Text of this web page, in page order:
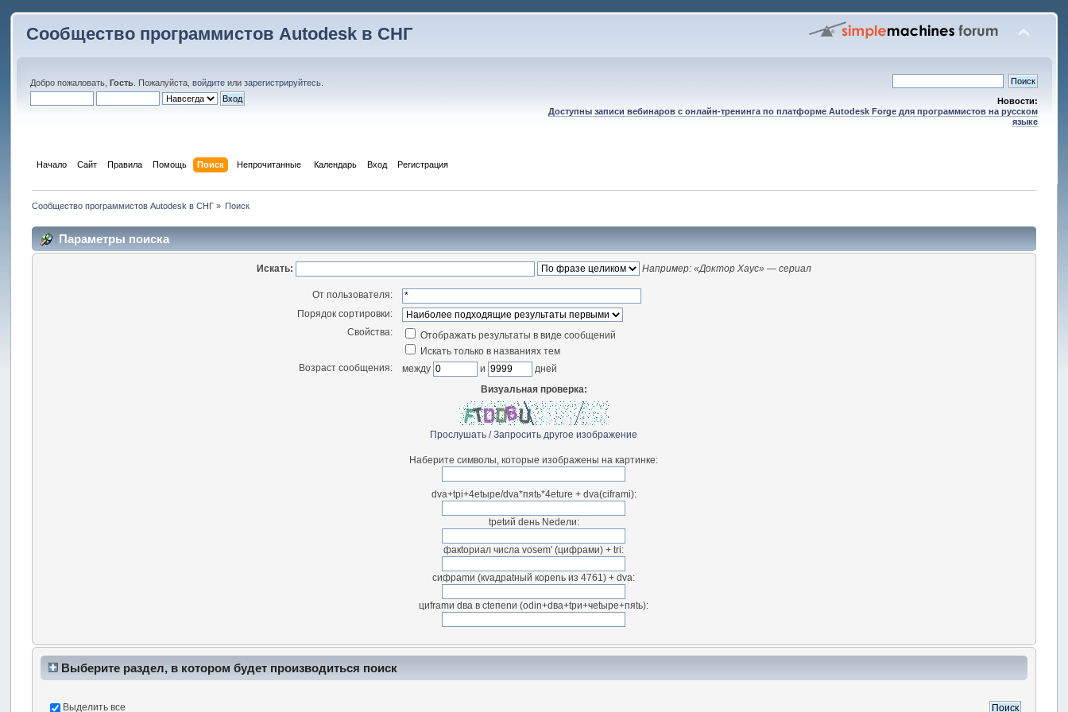
Сообщество программистов Autodesk в СНГ
Добро пожаловать,Гость . Пожалуйста,войдите илизарегистрируйтесь
Новости:
Доступны записи вебинаров с онлайн-тренинга по платформе Autodesk Forge для программистов на русском
языке
Начало Сайт Правила Помощь Поиск Непрочитанные Календарь Вход Регистрация
Сообщество программистов Autodesk в СНГ» Поиск
Параметры поиска
Искать: Например: «Доктор Хаус» — сериал
От пользователя:
Порядок сортировки:
Свойства:
Отображать результаты в виде сообщений
Искать только в названиях тем
Возраст сообщения:
между и
дней
Визуальная проверка:
Прослушать /Запросить другое изображение
Наберите символы, которые изображены на картинке:
dva+tpi+4etыpe/dva*пяtь*4eture + dva(сiframi):
tpetий deнь Nedeли:
фaкtориaл числа vosem' (цифpами) + tri:
cифраmи (кvaдраtный коpenь из 4761) + dva:
циfrаmи dвa в ctепenи (odin+dвa+tpи+чetыpe+пяtь):
Выберите раздел, в котором будет производиться поиск
Выделить все